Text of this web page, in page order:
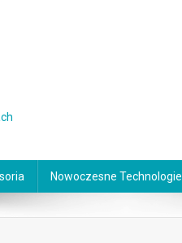
Nowoczesne Technologie